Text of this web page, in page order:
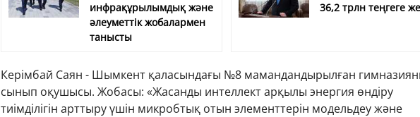
инфрақұрылымдық және
әлеуметтік жобалармен
танысты
36,2 трлн теңгеге
Керімбай Саян - Шымкент қаласындағы №8 мамандандырылған
сынып оқушысы. Жобасы: «Жасанды интеллект арқылы энергия өндіру
тиімділігін арттыру үшін микробтық отын элементтерін модельдеу және